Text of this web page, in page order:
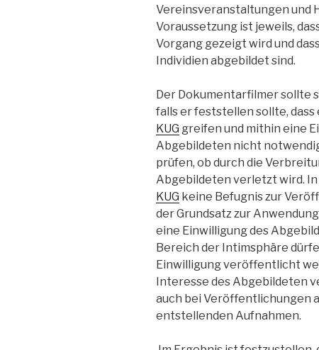
Vereinsveranstaltungen und
Voraussetzung ist jeweils,
Vorgang gezeigt wird und
Individien abgebildet sind.
Der Dokumentarfilmer sollte
falls er feststellen sollte,
KUG greifen und mithin eine
Abgebildeten nicht
prüfen, ob durch die
Abgebildeten verletzt wird.
KUG keine Befugnis zur
der Grundsatz zur
eine Einwilligung des
Bereich der Intimsphäre
Einwilligung veröffentlicht
Interesse des Abgebildeten
auch bei Veröffentlichungen
entstellenden Aufnahmen.